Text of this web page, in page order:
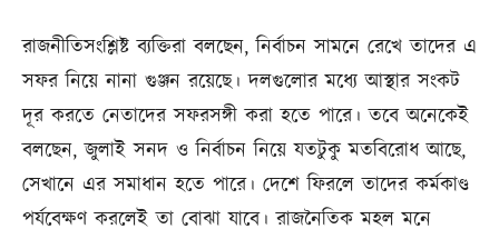
রাজনীতিসংশ্লিষ্ট ব্যক্তিরা বলছেন, নির্বাচন সামনে রেখে তাদের এ
সফর নিয়ে নানা গুঞ্জন রয়েছে। দলগুলোর মধ্যে আস্থার সংকট
দূর করতে নেতাদের সফরসঙ্গী করা হতে পারে। তবে অনেকেই
বলছেন, জুলাই সনদ ও নির্বাচন নিয়ে যতটুকু মতবিরোধ আছে,
সেখানে এর সমাধান হতে পারে। দেশে ফিরলে তাদের কর্মকাণ্ড
পর্যবেক্ষণ করলেই তা বোঝা যাবে। রাজনৈতিক মহল মনে